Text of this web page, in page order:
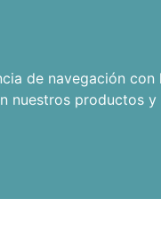
de navegación con
nuestros productos